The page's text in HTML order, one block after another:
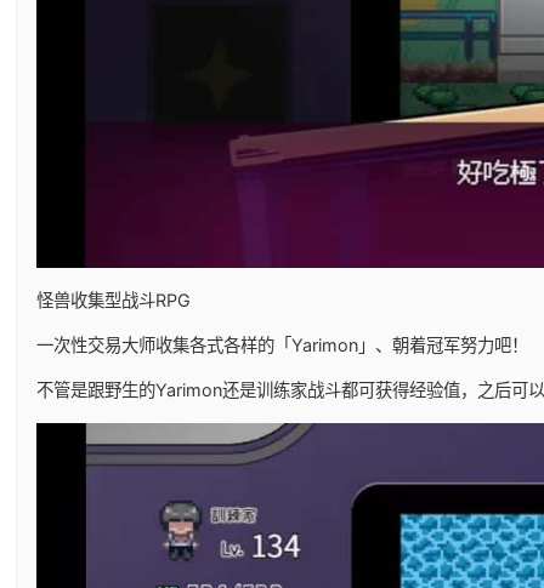
怪兽收集型战斗RPG
一次性交易大师收集各式各样的「Yarimon」、朝着冠军努力吧！
不管是跟野生的Yarimon还是训练家战斗都可获得经验值，之后可